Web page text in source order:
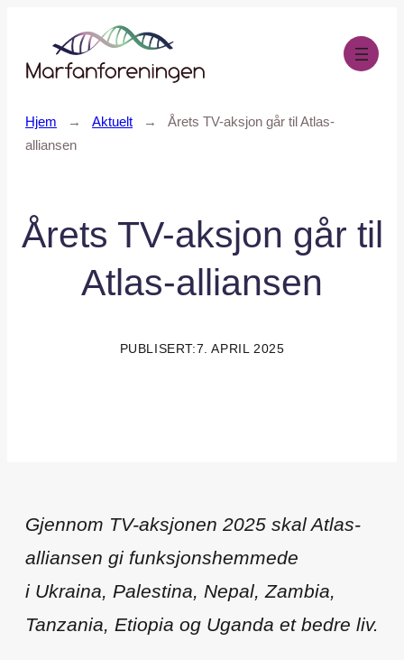
innhold
Hjem → Aktuelt → Årets TV-aksjon går til Atlas-
alliansen
Årets TV-aksjon går til
Atlas-alliansen
PUBLISERT:7. APRIL 2025
Gjennom TV-aksjonen 2025 skal Atlas-
alliansen gi funksjonshemmede
i Ukraina, Palestina, Nepal, Zambia,
Tanzania, Etiopia og Uganda et bedre liv.